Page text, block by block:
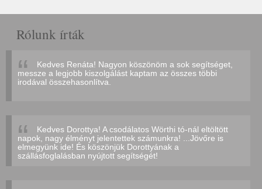
Rólunk írták
Kedves Renáta! Nagyon köszönöm a sok segítséget,
messze a legjobb kiszolgálást kaptam az összes többi
irodával összehasonlítva.
Kedves Dorottya! A csodálatos Wörthi tó-nál eltöltött
napok, nagy élményt jelentettek számunkra! ...Jövőre is
elmegyünk ide! És köszönjük Dorottyának a
szállásfoglalásban nyújtott segítségét!